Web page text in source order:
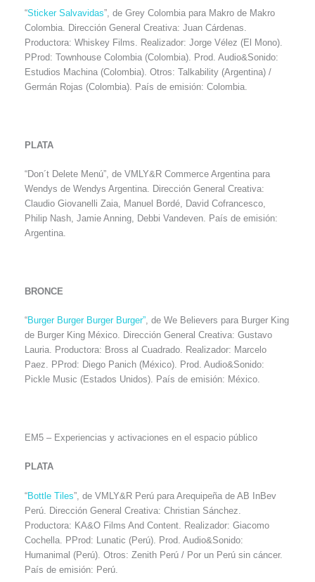
“Sticker Salvavidas”, de Grey Colombia para Makro de Makro
Colombia. Dirección General Creativa: Juan Cárdenas.
Productora: Whiskey Films. Realizador: Jorge Vélez (El Mono).
PProd: Townhouse Colombia (Colombia). Prod. Audio&Sonido:
Estudios Machina (Colombia). Otros: Talkability (Argentina) /
Germán Rojas (Colombia). País de emisión: Colombia.
PLATA
“Don´t Delete Menú”, de VMLY&R Commerce Argentina para
Wendys de Wendys Argentina. Dirección General Creativa:
Claudio Giovanelli Zaia, Manuel Bordé, David Cofrancesco,
Philip Nash, Jamie Anning, Debbi Vandeven. País de emisión:
Argentina.
BRONCE
“Burger Burger Burger Burger”, de We Believers para Burger King
de Burger King México. Dirección General Creativa: Gustavo
Lauria. Productora: Bross al Cuadrado. Realizador: Marcelo
Paez. PProd: Diego Panich (México). Prod. Audio&Sonido:
Pickle Music (Estados Unidos). País de emisión: México.
EM5 – Experiencias y activaciones en el espacio público
PLATA
“Bottle Tiles”, de VMLY&R Perú para Arequipeña de AB InBev
Perú. Dirección General Creativa: Christian Sánchez.
Productora: KA&O Films And Content. Realizador: Giacomo
Cochella. PProd: Lunatic (Perú). Prod. Audio&Sonido:
Humanimal (Perú). Otros: Zenith Perú / Por un Perú sin cáncer.
País de emisión: Perú.